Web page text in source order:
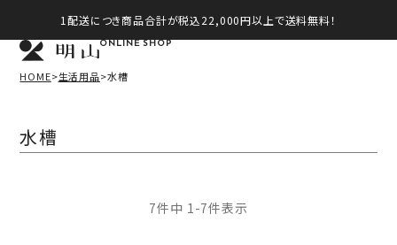
1配送につき商品合計が税込22,000円以上で送料無料！
ONLINE SHOP
HOME 生活用品 水槽
水槽
7件中 1 -7件表示